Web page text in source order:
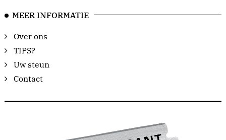
MEER INFORMATIE
Over ons
TIPS?
Uw steun
Contact